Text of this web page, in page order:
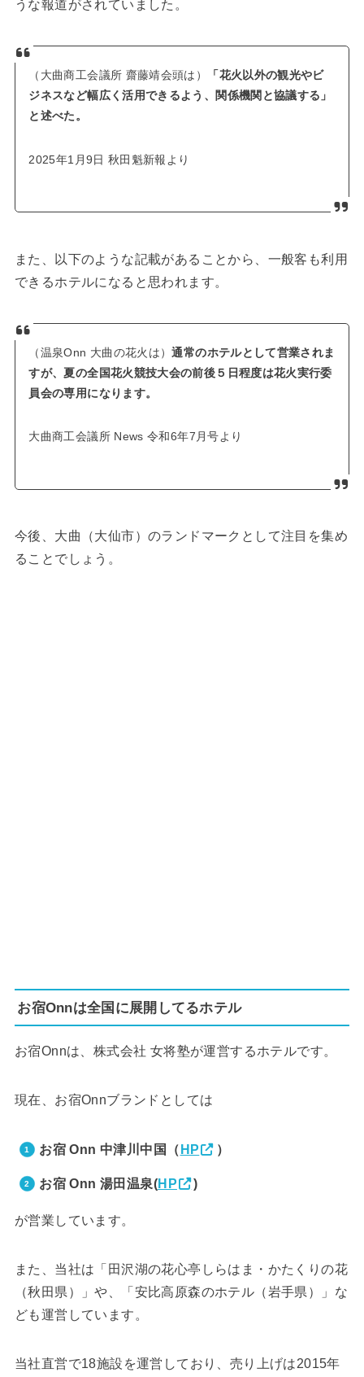
うな報道がされていました。
（大曲商工会議所 齋藤靖会頭は）
「花火以外の観光やビ
ジネスなど幅広く活用できるよう、関係機関と協議する」
と述べた。
2025年1月9日 秋田魁新報より
また、以下のような記載があることから、一般客も利用
できるホテルになると思われます。
（温泉Onn 大曲の花火は）通常のホテルとして営業されま
すが、夏の全国花火競技大会の前後５日程度は花火実行委
員会の専用になります。
大曲商工会議所 News 令和6年7月号より
今後、大曲（大仙市）のランドマークとして注目を集め
ることでしょう。
お宿Onnは全国に展開してるホテル
お宿Onnは、株式会社 女将塾が運営するホテルです。
現在、お宿Onnブランドとしては
お宿 Onn 中津川中国（ HP ）
お宿 Onn 湯田温泉(HP )
が営業しています。
また、当社は「田沢湖の花心亭しらはま・かたくりの花
（秋田県）」や、「安比高原森のホテル（岩手県）」な
ども運営しています。
当社直営で18施設を運営しており、売り上げは2015年